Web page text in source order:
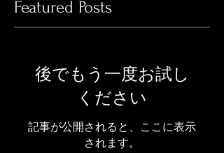
Featured Posts
後でもう一度お試し
ください
記事が公開されると、ここに表示
されます。